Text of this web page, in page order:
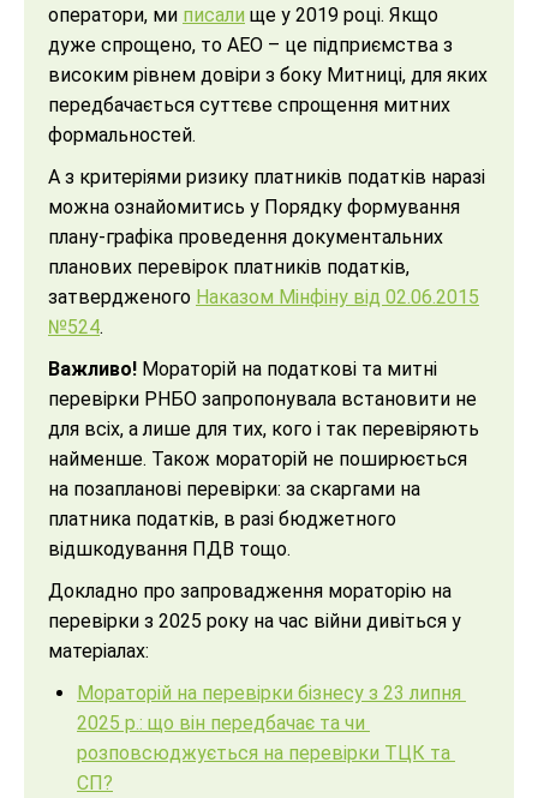
оператори, ми писали ще у 2019 році. Якщо
дуже спрощено, то АЕО – це підприємства з
високим рівнем довіри з боку Митниці, для яких
передбачається суттєве спрощення митних
формальностей.
А з критеріями ризику платників податків наразі
можна ознайомитись у Порядку формування
плану-графіка проведення документальних
планових перевірок платників податків,
затвердженого Наказом Мінфіну від 02.06.2015
№524.
Важливо! Мораторій на податкові та митні
перевірки РНБО запропонувала встановити не
для всіх, а лише для тих, кого і так перевіряють
найменше. Також мораторій не поширюється
на позапланові перевірки: за скаргами на
платника податків, в разі бюджетного
відшкодування ПДВ тощо.
Докладно про запровадження мораторію на
перевірки з 2025 року на час війни дивіться у
матеріалах:
Мораторій на перевірки бізнесу з 23 липня
2025 р.: що він передбачає та чи
розповсюджується на перевірки ТЦК та
СП?